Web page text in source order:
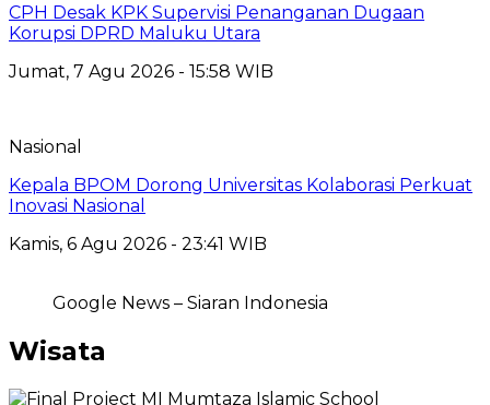
CPH Desak KPK Supervisi Penanganan Dugaan
Korupsi DPRD Maluku Utara
Jumat, 7 Agu 2026 - 15:58 WIB
Nasional
Kepala BPOM Dorong Universitas Kolaborasi Perkuat
Inovasi Nasional
Kamis, 6 Agu 2026 - 23:41 WIB
Google News – Siaran Indonesia
Wisata